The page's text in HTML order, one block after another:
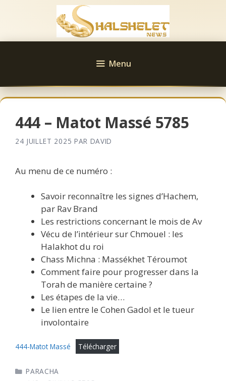
Menu
444 – Matot Massé 5785
24 JUILLET 2025 PAR DAVID
Au menu de ce numéro :
Savoir reconnaître les signes d’Hachem,
par Rav Brand
Les restrictions concernant le mois de Av
Vécu de l’intérieur sur Chmouel : les
Halakhot du roi
Chass Michna : Massékhet Téroumot
Comment faire pour progresser dans la
Torah de manière certaine ?
Les étapes de la vie…
Le lien entre le Cohen Gadol et le tueur
involontaire
444-Matot Massé Télécharger
CATÉGORIES
PARACHA